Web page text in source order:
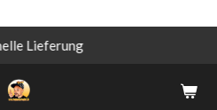
Lieferung